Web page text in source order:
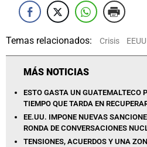
Temas relacionados: Crisis EEUU
MÁS NOTICIAS
ESTO GASTA UN GUATEMALTECO
TIEMPO QUE TARDA EN
EE.UU. IMPONE NUEVAS
RONDA DE CONVERSACIONES
TENSIONES, ACUERDOS Y UNA